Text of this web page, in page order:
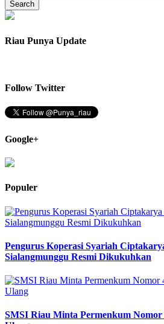
Riau Punya Update
Follow Twitter
Google+
Populer
Pengurus Koperasi Syariah
Sialangmunggu Resmi Dikukuhkan
SMSI Riau Minta Permenkum